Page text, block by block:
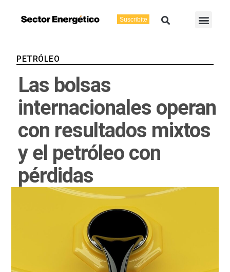
Suscribite Buscar
PETRÓLEO
Las bolsas
internacionales operan
con resultados mixtos
y el petróleo con
pérdidas